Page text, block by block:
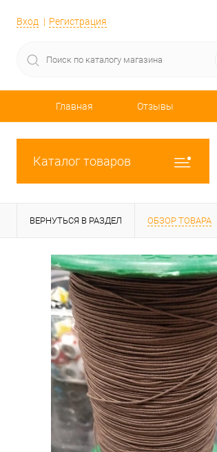
Вход Регистрация
Главная Отзывы
Каталог товаров
ВЕРНУТЬСЯ В РАЗДЕЛ ОБЗОР ТОВАРА